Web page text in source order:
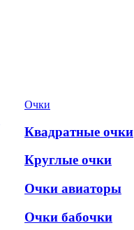
Очки
Квадратные очки
Круглые очки
Очки авиаторы
Очки бабочки